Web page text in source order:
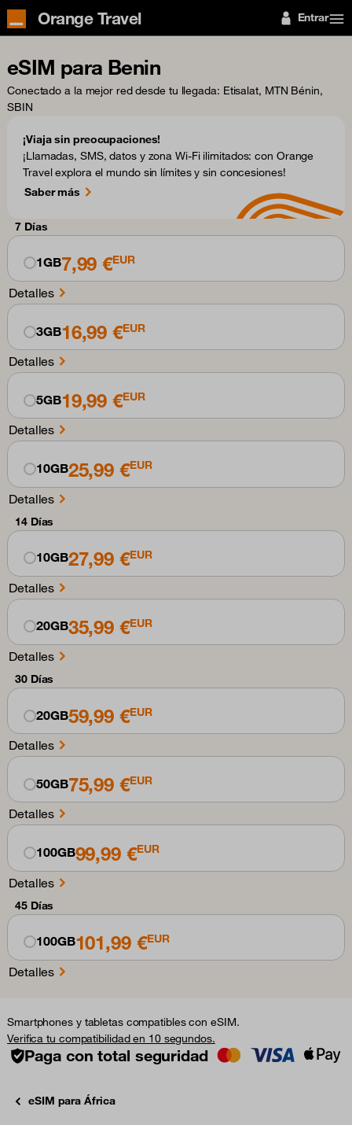
Orange Travel Entrar
eSIM para Benin
Conectado a la mejor red desde tu llegada: Etisalat, MTN Bénin,
SBIN
¡Viaja sin preocupaciones!
¡Llamadas, SMS, datos y zona Wi-Fi ilimitados: con Orange
Travel explora el mundo sin límites y sin concesiones!
Saber más
7 Días
1GB7,99 €EUR
Detalles
3GB16,99 €EUR
Detalles
5GB19,99 €EUR
Detalles
10GB25,99 €EUR
Detalles
14 Días
10GB27,99 €EUR
Detalles
20GB35,99 €EUR
Detalles
30 Días
20GB59,99 €EUR
Detalles
50GB75,99 €EUR
Detalles
100GB99,99 €EUR
Detalles
45 Días
100GB101,99 €EUR
Detalles
Smartphones y tabletas compatibles con eSIM.
Verifica tu compatibilidad en 10 segundos.
Paga con total seguridad
eSIM para África